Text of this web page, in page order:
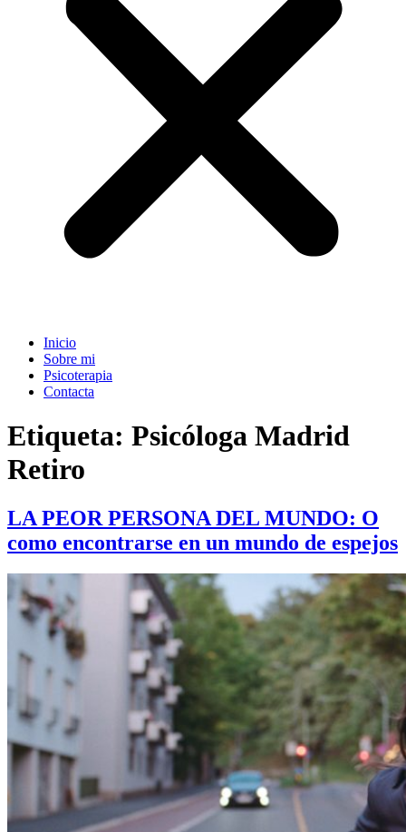
Inicio
Sobre mi
Psicoterapia
Contacta
Etiqueta: Psicóloga Madrid
Retiro
LA PEOR PERSONA DEL MUNDO: O
como encontrarse en un mundo de espejos